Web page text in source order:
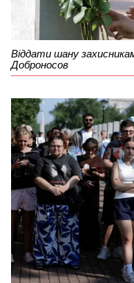
Віддати шану
Доброносов